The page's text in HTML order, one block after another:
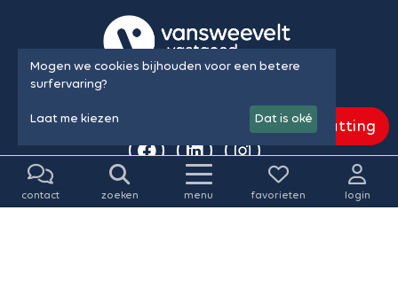
contact zoeken menu favorieten login
Gratis schatting
Mogen we cookies bijhouden voor een betere
surfervaring?
Laat me kiezen Dat is oké